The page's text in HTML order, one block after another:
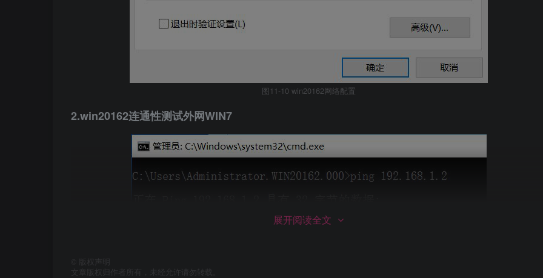
图11-10 win20162网络配置
2.win20162连通性测试外网WIN7
展开阅读全文
版权声明
文章版权归作者所有，未经允许请勿转载。